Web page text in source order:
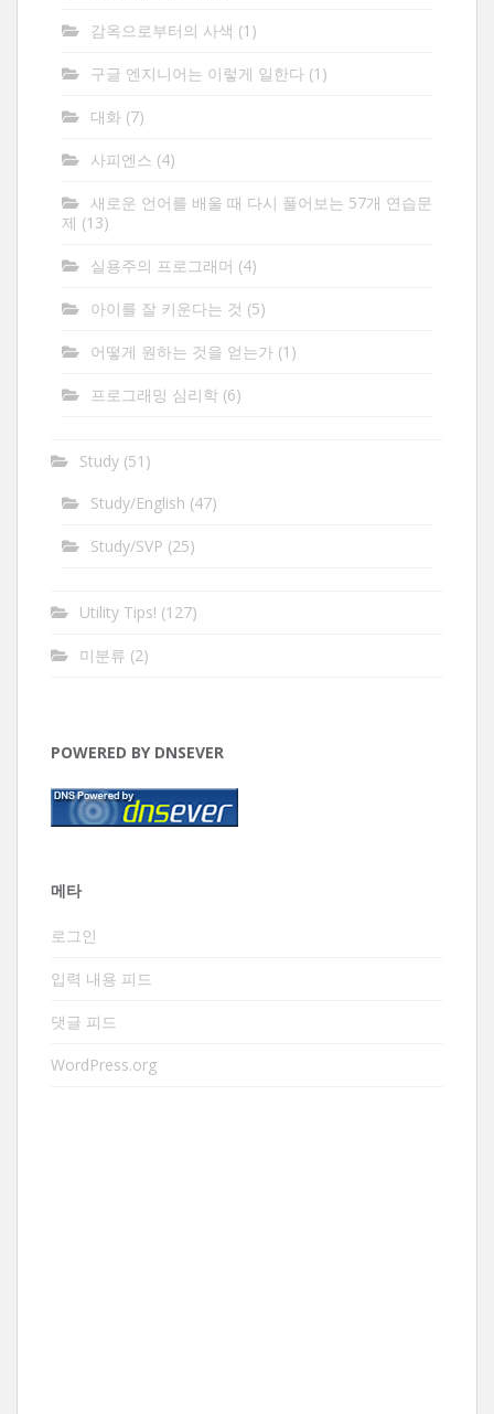
감옥으로부터의 사색 (1)
구글 엔지니어는 이렇게 일한다 (1)
대화 (7)
사피엔스 (4)
새로운 언어를 배울 때 다시 풀어보는 57개 연습문
제 (13)
실용주의 프로그래머 (4)
아이를 잘 키운다는 것 (5)
어떻게 원하는 것을 얻는가 (1)
프로그래밍 심리학 (6)
Study (51)
Study/English (47)
Study/SVP (25)
Utility Tips! (127)
미분류 (2)
POWERED BY DNSEVER
메타
로그인
입력 내용 피드
댓글 피드
WordPress.org